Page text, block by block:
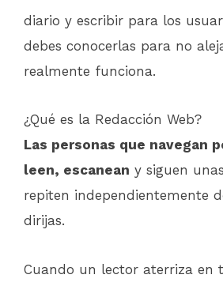
diario y escribir para los
debes conocerlas para no
realmente funciona.
¿Qué es la Redacción Web?
Las personas que navegan
leen, escanean y siguen
repiten independientemente
dirijas.
Cuando un lector aterriza en